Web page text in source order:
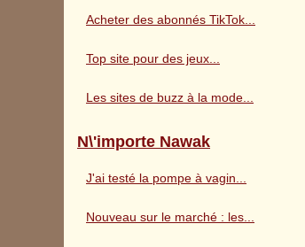
Acheter des abonnés TikTok...
Top site pour des jeux...
Les sites de buzz à la mode...
N\'importe Nawak
J'ai testé la pompe à vagin...
Nouveau sur le marché : les...